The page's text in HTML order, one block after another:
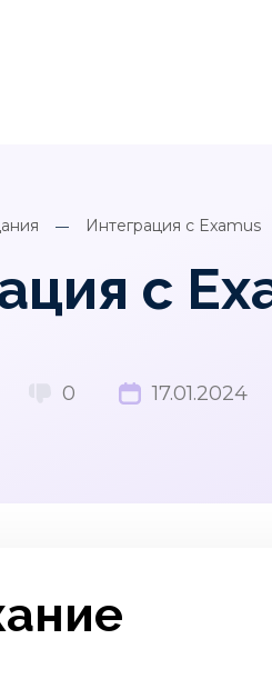
Интеграция с Examus
с
0 17.01.2024